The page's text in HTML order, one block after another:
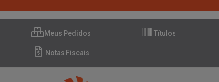
Meus Pedidos Títulos
Notas Fiscais